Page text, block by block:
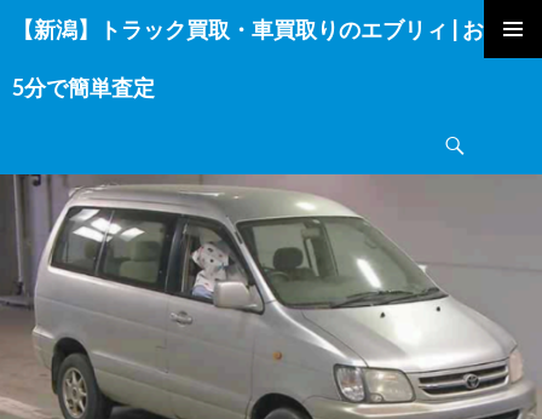
【新潟】トラック買取・車買取りのエブリィ | お電話
5分で簡単査定
ン
テ
へ
ス
ッ
プ